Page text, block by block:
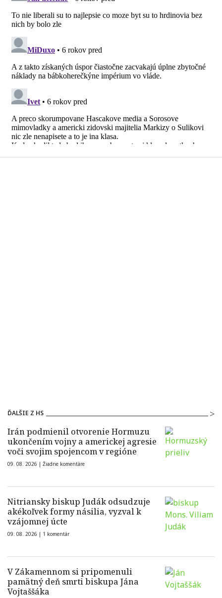
ĎALŠIE Z HS
Irán podmienil otvorenie Hormuzu
ukončením vojny a americkej agresie
voči svojim spojencom v regióne
09. 08. 2026 | Žiadne komentáre
Nitriansky biskup Judák odsudzuje
akékoľvek formy násilia, vyzval k
vzájomnej úcte
09. 08. 2026 | 1 komentár
V Zákamennom si pripomenuli
pamätný deň smrti biskupa Jána
Vojtaššáka